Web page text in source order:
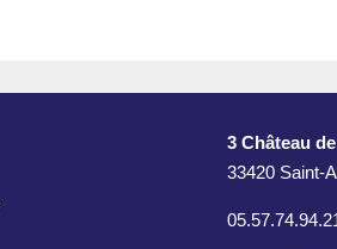
3 Château
33420 Saint-